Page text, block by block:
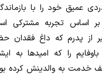
عمیق خود را با
بر اساس تجربه
غیر از پدرم که داغ
را که امیدها به
خدمت به والدینش کرده